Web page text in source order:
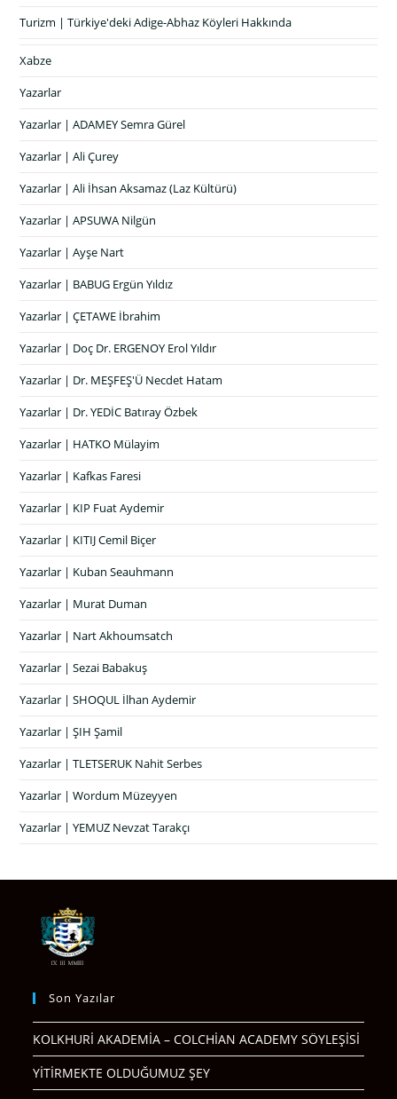
Turizm | Türkiye'deki Adige-Abhaz Köyleri Hakkında
Xabze
Yazarlar
Yazarlar | ADAMEY Semra Gürel
Yazarlar | Ali Çurey
Yazarlar | Ali İhsan Aksamaz (Laz Kültürü)
Yazarlar | APSUWA Nilgün
Yazarlar | Ayşe Nart
Yazarlar | BABUG Ergün Yıldız
Yazarlar | ÇETAWE İbrahim
Yazarlar | Doç Dr. ERGENOY Erol Yıldır
Yazarlar | Dr. MEŞFEŞ'Ü Necdet Hatam
Yazarlar | Dr. YEDİC Batıray Özbek
Yazarlar | HATKO Mülayim
Yazarlar | Kafkas Faresi
Yazarlar | KIP Fuat Aydemir
Yazarlar | KITIJ Cemil Biçer
Yazarlar | Kuban Seauhmann
Yazarlar | Murat Duman
Yazarlar | Nart Akhoumsatch
Yazarlar | Sezai Babakuş
Yazarlar | SHOQUL İlhan Aydemir
Yazarlar | ŞIH Şamil
Yazarlar | TLETSERUK Nahit Serbes
Yazarlar | Wordum Müzeyyen
Yazarlar | YEMUZ Nevzat Tarakçı
Son Yazılar
KOLKHURİ AKADEMİA – COLCHİAN ACADEMY SÖYLEŞİSİ
YİTİRMEKTE OLDUĞUMUZ ŞEY